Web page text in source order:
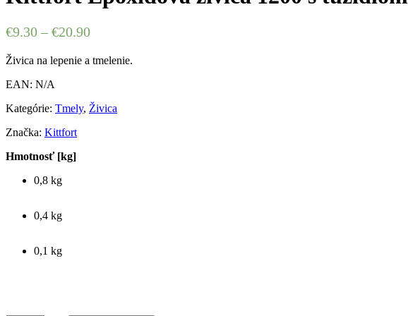
€9.30 – €20.90
Živica na lepenie a tmelenie.
EAN: N/A
Kategórie: Tmely, Živica
Značka: Kittfort
Hmotnosť [kg]
0,8 kg
0,4 kg
0,1 kg